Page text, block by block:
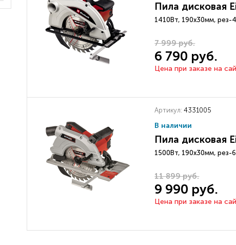
Пила дисковая
1410Вт, 190х30мм,
7 999 руб.
6 790 руб.
Цена при заказе на
Артикул: 4331005
В наличии
Пила дисковая
1500Вт, 190х30мм,
11 899 руб.
9 990 руб.
Цена при заказе на